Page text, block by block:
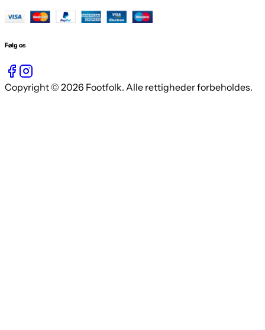
Følg os
Copyright © 2026 Footfolk. Alle rettigheder forbeholdes.